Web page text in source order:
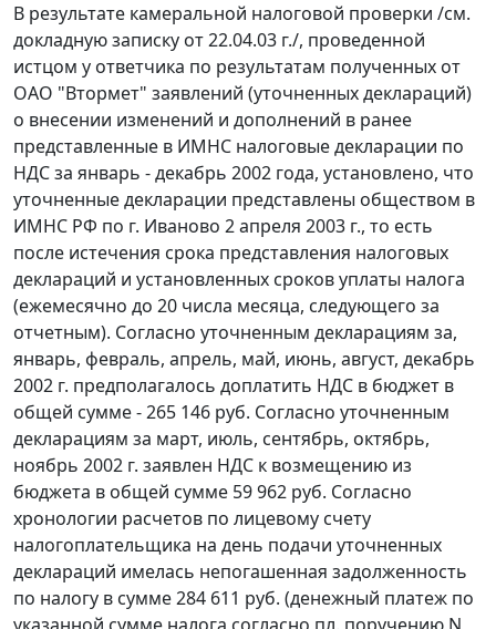
В результате камеральной налоговой проверки /см.
докладную записку от 22.04.03 г./, проведенной
истцом у ответчика по результатам полученных от
ОАО "Втормет" заявлений (уточненных деклараций)
о внесении изменений и дополнений в ранее
представленные в ИМНС налоговые декларации по
НДС за январь - декабрь 2002 года, установлено, что
уточненные декларации представлены обществом в
ИМНС РФ по г. Иваново 2 апреля 2003 г., то есть
после истечения срока представления налоговых
деклараций и установленных сроков уплаты налога
(ежемесячно до 20 числа месяца, следующего за
отчетным). Согласно уточненным декларациям за,
январь, февраль, апрель, май, июнь, август, декабрь
2002 г. предполагалось доплатить НДС в бюджет в
общей сумме - 265 146 руб. Согласно уточненным
декларациям за март, июль, сентябрь, октябрь,
ноябрь 2002 г. заявлен НДС к возмещению из
бюджета в общей сумме 59 962 руб. Согласно
хронологии расчетов по лицевому счету
налогоплательщика на день подачи уточненных
деклараций имелась непогашенная задолженность
по налогу в сумме 284 611 руб. (денежный платеж по